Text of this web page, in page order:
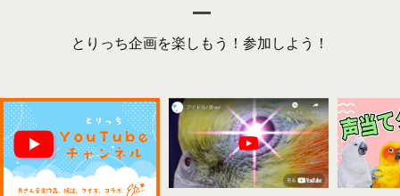
とりっち企画を楽しもう！参加しよう！